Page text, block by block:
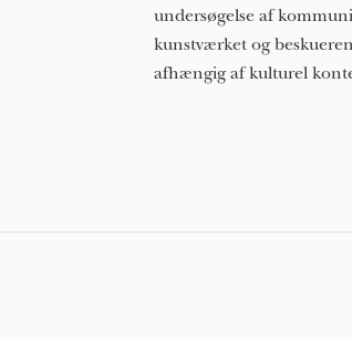
undersøgelse af
kunstværket og
afhængig af kulturel